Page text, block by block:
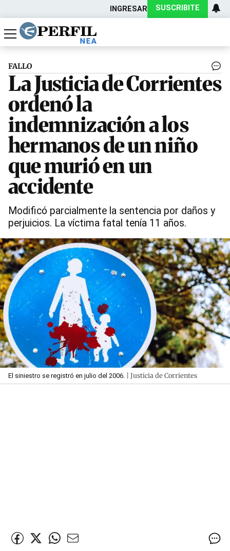
INGRESAR SUSCRIBITE
Política
Economía
Actualidad
FALLO
La Justicia de Corrientes
ordenó la
indemnización a los
hermanos de un niño
que murió en un
accidente
Modificó parcialmente la sentencia por daños y
perjuicios. La víctima fatal tenía 11 años.
El siniestro se registró en julio del 2006. | Justicia de Corrientes